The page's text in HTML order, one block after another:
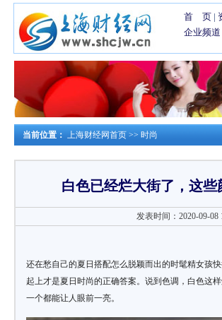
首 页 |
企业频道
当前位置： 上海财经网首页 >> 时尚
白色已经烂大街了，这
发表时间：2020-09-08
还在愁自己的夏日搭配怎么脱颖而出的时髦精女孩
起上才是夏日时尚的正确答案。说到色调，白色这
一个都能让人眼前一亮。